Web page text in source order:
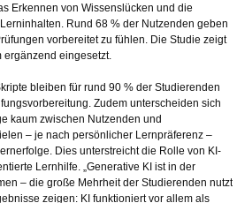
Erkennen von Wissenslücken und die
Rund 68 % der Nutzenden geben
vorbereitet zu fühlen. Die Studie zeigt
ergänzend eingesetzt.
bleiben für rund 90 % der Studierenden
Zudem unterscheiden sich
kaum zwischen Nutzenden und
– je nach persönlicher Lernpräferenz –
Dies unterstreicht die Rolle von KI-
Lernhilfe. „Generative KI ist in der
– die große Mehrheit der Studierenden nutzt
zeigen: KI funktioniert vor allem als